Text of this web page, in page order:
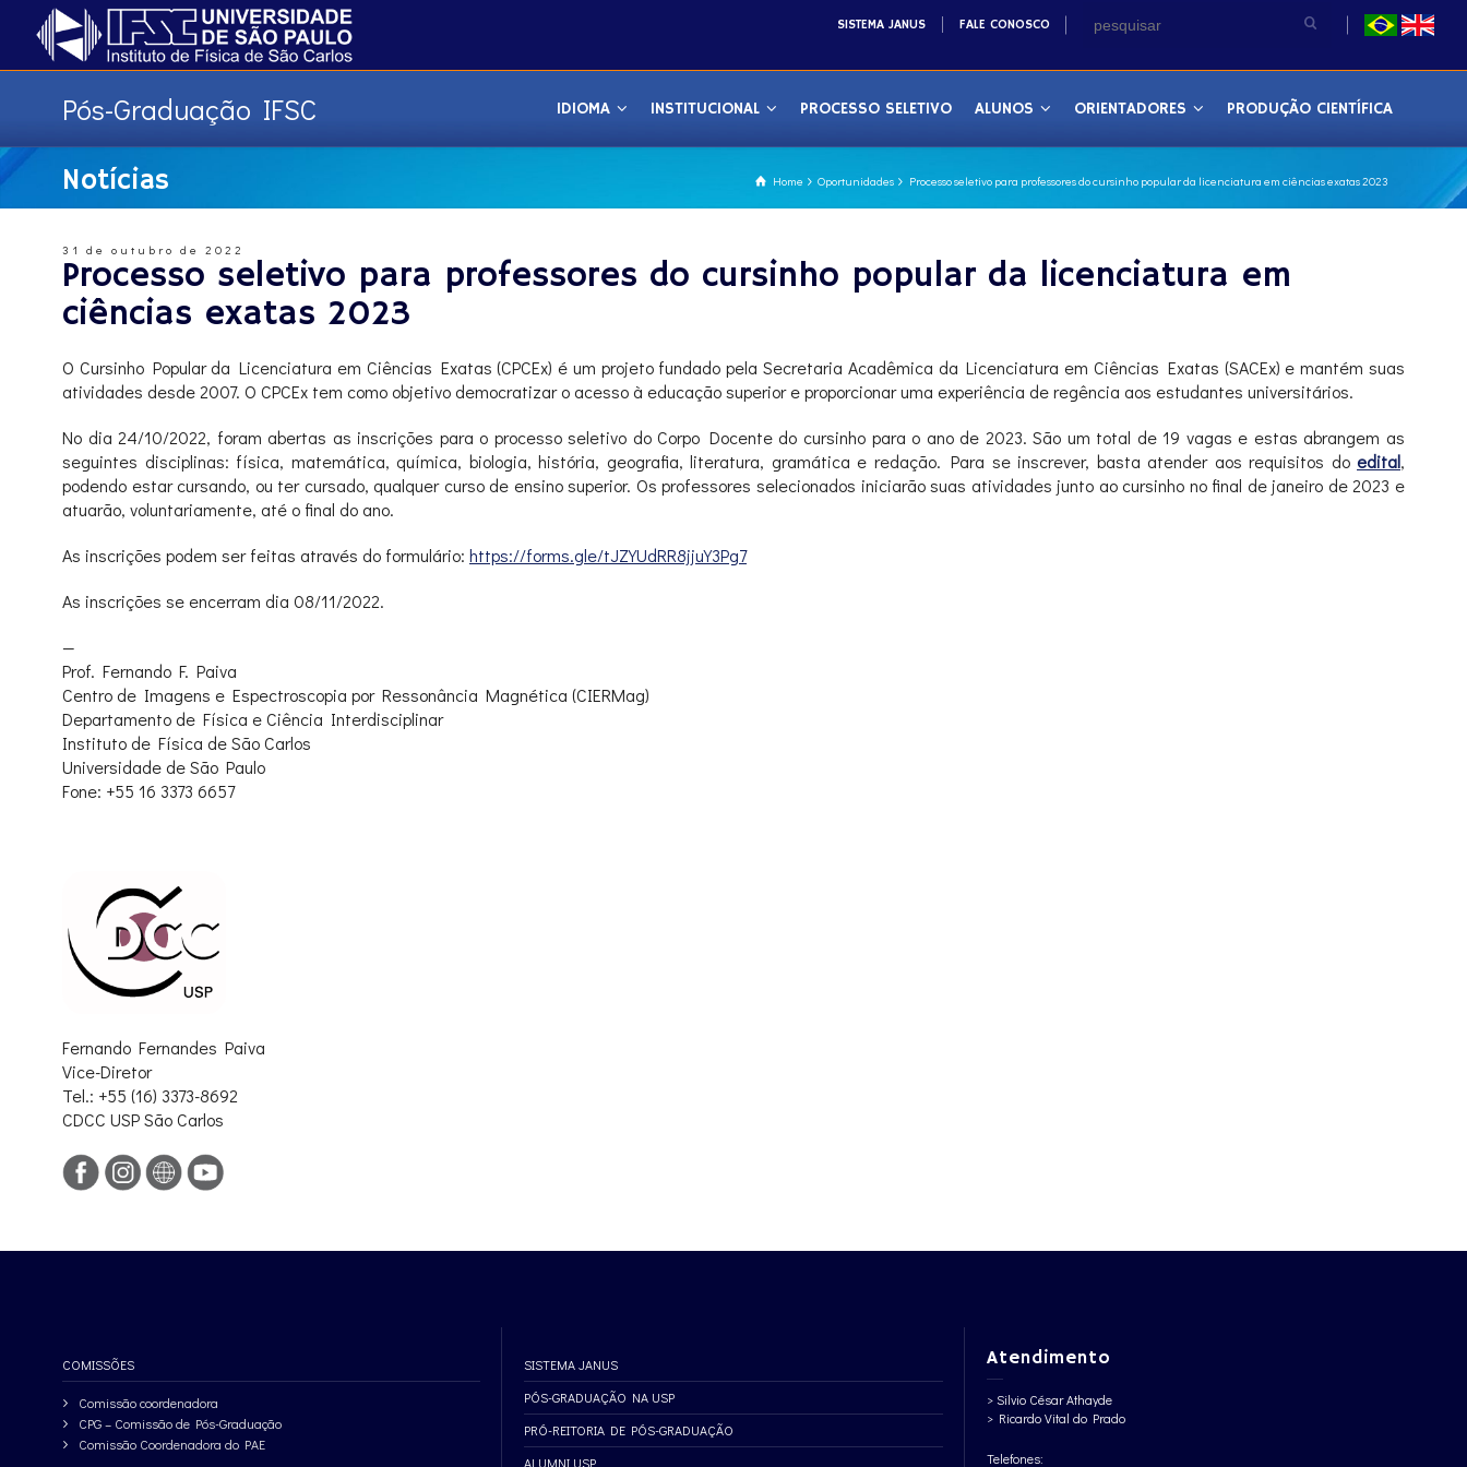
SISTEMA JANUS FALE CONOSCO
Pós-Graduação IFSC IDIOMA INSTITUCIONAL PROCESSO SELETIVO ALUNOS ORIENTADORES PRODUÇÃO CIENTÍFICA
Home Oportunidades Processo seletivo para professores do cursinho popular da licenciatura em ciências exatas 2023
Notícias
31 de outubro de 2022
Processo seletivo para professores do cursinho popular da licenciatura em
ciências exatas 2023
O Cursinho Popular da Licenciatura em Ciências Exatas (CPCEx) é um projeto fundado pela Secretaria Acadêmica da Licenciatura em Ciências Exatas (SACEx) e mantém suas
atividades desde 2007. O CPCEx tem como objetivo democratizar o acesso à educação superior e proporcionar uma experiência de regência aos estudantes universitários.
No dia 24/10/2022, foram abertas as inscrições para o processo seletivo do Corpo Docente do cursinho para o ano de 2023. São um total de 19 vagas e estas abrangem as
seguintes disciplinas: física, matemática, química, biologia, história, geografia, literatura, gramática e redação. Para se inscrever, basta atender aos requisitos do edital,
podendo estar cursando, ou ter cursado, qualquer curso de ensino superior. Os professores selecionados iniciarão suas atividades junto ao cursinho no final de janeiro de 2023 e
atuarão, voluntariamente, até o final do ano.
As inscrições podem ser feitas através do formulário: https://forms.gle/tJZYUdRR8jjuY3Pg7
As inscrições se encerram dia 08/11/2022.
—
Prof. Fernando F. Paiva
Centro de Imagens e Espectroscopia por Ressonância Magnética (CIERMag)
Departamento de Física e Ciência Interdisciplinar
Instituto de Física de São Carlos
Universidade de São Paulo
Fone: +55 16 3373 6657
Fernando Fernandes Paiva
Vice-Diretor
Tel.: +55 (16) 3373-8692
CDCC USP São Carlos
COMISSÕES
Comissão coordenadora
CPG – Comissão de Pós-Graduação
Comissão Coordenadora do PAE
SISTEMA JANUS
PÓS-GRADUAÇÃO NA USP
PRÓ-REITORIA DE PÓS-GRADUAÇÃO
ALUMNI USP
Atendimento
> Silvio César Athayde
> Ricardo Vital do Prado
Telefones: